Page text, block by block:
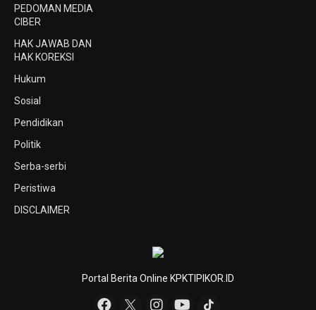
PEDOMAN MEDIA
CIBER
HAK JAWAB DAN
HAK KOREKSI
Hukum
Sosial
Pendidikan
Politik
Serba-serbi
Peristiwa
DISCLAIMER
Portal Berita Online KPKTIPIKOR.ID